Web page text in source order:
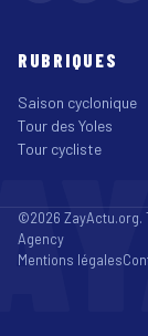
RUBRIQUES
Saison cyclonique
Tour des Yoles
Tour cycliste
©2026 ZayActu.org.
Agency
Mentions légales